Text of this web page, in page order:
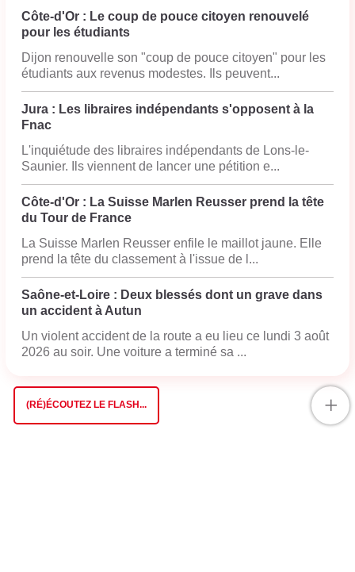
Côte-d'Or : Le coup de pouce citoyen renouvelé
pour les étudiants
Dijon renouvelle son "coup de pouce citoyen" pour les
étudiants aux revenus modestes. Ils peuvent...
Jura : Les libraires indépendants s'opposent à la
Fnac
L'inquiétude des libraires indépendants de Lons-le-
Saunier. Ils viennent de lancer une pétition e...
Côte-d'Or : La Suisse Marlen Reusser prend la tête
du Tour de France
La Suisse Marlen Reusser enfile le maillot jaune. Elle
prend la tête du classement à l'issue de l...
Saône-et-Loire : Deux blessés dont un grave dans
un accident à Autun
Un violent accident de la route a eu lieu ce lundi 3 août
2026 au soir. Une voiture a terminé sa ...
(RÉ)ÉCOUTEZ LE FLASH... +